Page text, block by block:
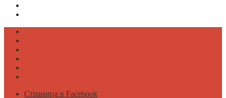
Страница в Facebook